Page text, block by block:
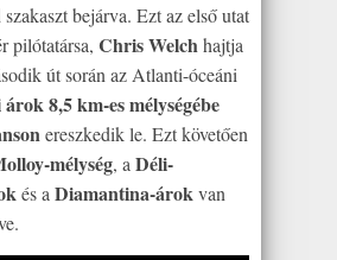
bejárva. Ezt az első utat
pilótatársa, Chris Welchhajtja
út során az Atlanti-óceáni
8,5 km-es mélységébe
ereszkedik le. Ezt követően
mélység, a Déli-
és a Diamantina-árokvan